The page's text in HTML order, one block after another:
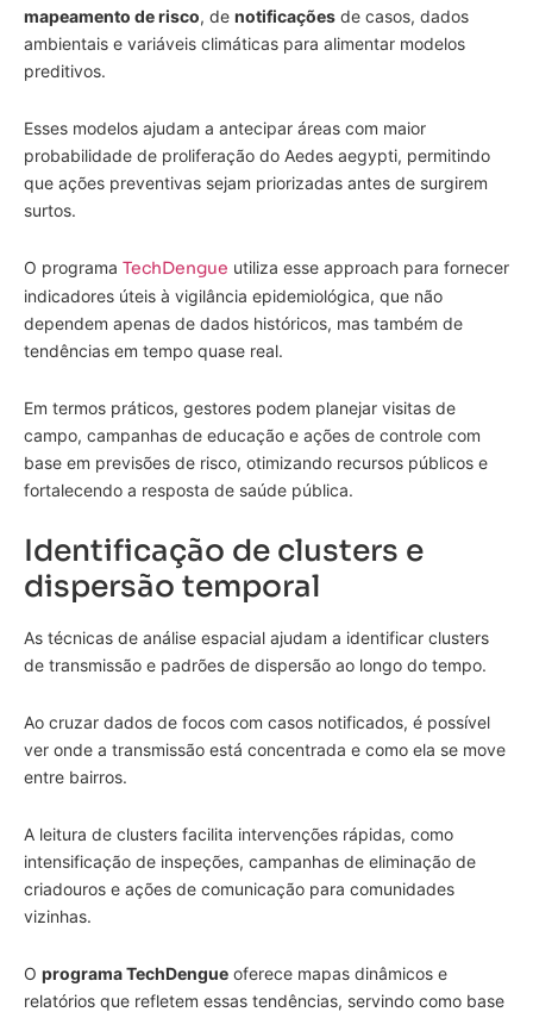
mapeamento de risco, de notificações de casos, dados
ambientais e variáveis climáticas para alimentar modelos
preditivos.
Esses modelos ajudam a antecipar áreas com maior
probabilidade de proliferação do Aedes aegypti, permitindo
que ações preventivas sejam priorizadas antes de surgirem
surtos.
O programa TechDengue utiliza esse approach para fornecer
indicadores úteis à vigilância epidemiológica, que não
dependem apenas de dados históricos, mas também de
tendências em tempo quase real.
Em termos práticos, gestores podem planejar visitas de
campo, campanhas de educação e ações de controle com
base em previsões de risco, otimizando recursos públicos e
fortalecendo a resposta de saúde pública.
Identificação de clusters e
dispersão temporal
As técnicas de análise espacial ajudam a identificar clusters
de transmissão e padrões de dispersão ao longo do tempo.
Ao cruzar dados de focos com casos notificados, é possível
ver onde a transmissão está concentrada e como ela se move
entre bairros.
A leitura de clusters facilita intervenções rápidas, como
intensificação de inspeções, campanhas de eliminação de
criadouros e ações de comunicação para comunidades
vizinhas.
O programa TechDengue oferece mapas dinâmicos e
relatórios que refletem essas tendências, servindo como base